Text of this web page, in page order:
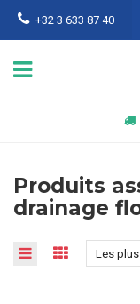
+32 3 633 87 40
Produits
drainage
Les plus